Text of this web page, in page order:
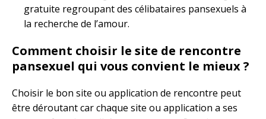
gratuite regroupant des célibataires pansexuels à
la recherche de l’amour.
Comment choisir le site de rencontre
pansexuel qui vous convient le mieux ?
Choisir le bon site ou application de rencontre peut
être déroutant car chaque site ou application a ses